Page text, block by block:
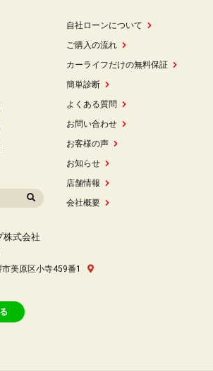
自社ローンについて
ご購入の流れ
カーライフだけの無料保証
簡単診断
よくある質問
お問い合わせ
お客様の声
お知らせ
店舗情報
会社概要
株式会社
美原区小寺459番1